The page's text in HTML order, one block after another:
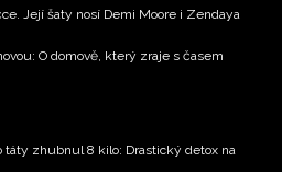
Její šaty nosí Demi Moore i Zendaya
O domově, který zraje s časem
táty zhubnul 8 kilo: Drastický detox na